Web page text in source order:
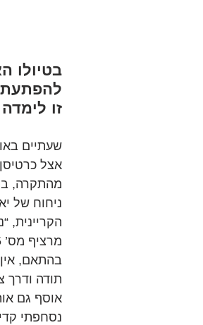
בטיולו
זו
שעתיים
אצל
מהתקרה,
ניחוח של
בהתאם,
תודה ודרך
אוסף גם
נסחפתי